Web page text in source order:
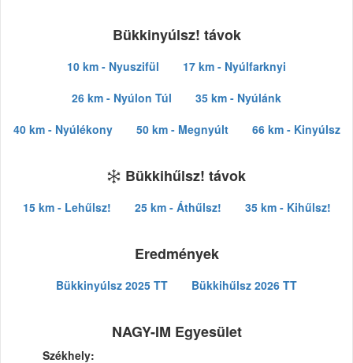
Bükkinyúlsz! távok
10 km - Nyuszifül
17 km - Nyúlfarknyi
26 km - Nyúlon Túl
35 km - Nyúlánk
40 km - Nyúlékony
50 km - Megnyúlt 66 km - Kinyúlsz
Bükkihűlsz! távok
15 km - Lehűlsz! 25 km - Áthűlsz! 35 km - Kihűlsz!
Eredmények
Bükkinyúlsz 2025 TT Bükkihűlsz 2026 TT
NAGY-IM Egyesület
Székhely: